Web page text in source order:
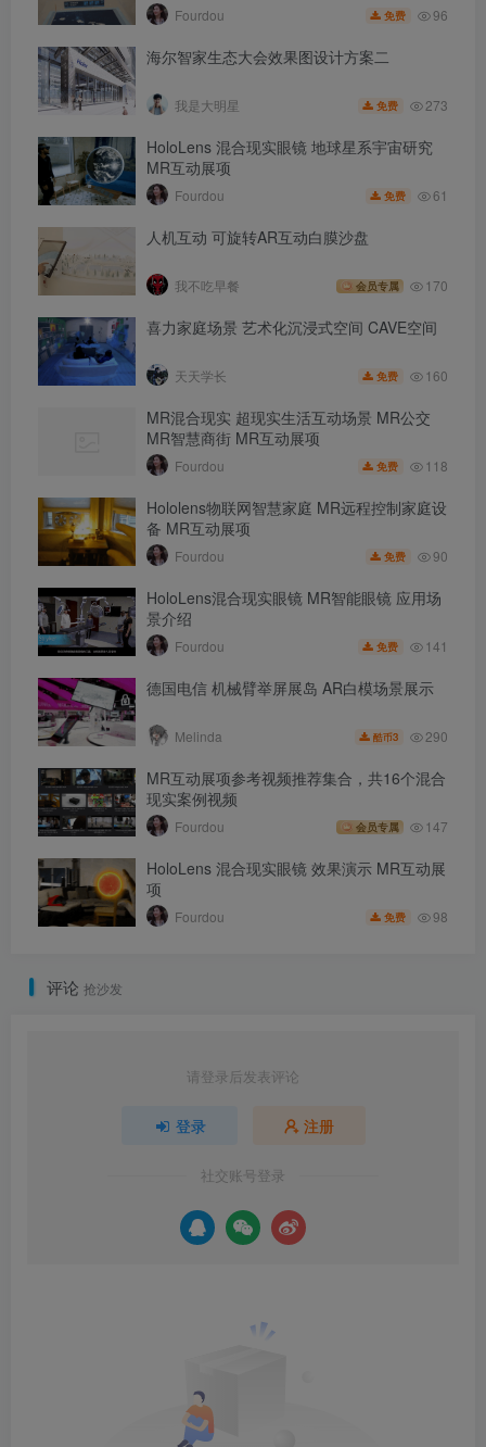
Fourdou 免费 96
海尔智家生态大会效果图设计方案二
我是大明星 免费 273
HoloLens 混合现实眼镜 地球星系宇宙研究
MR互动展项
Fourdou 免费 61
人机互动 可旋转AR互动白膜沙盘
我不吃早餐 会员专属 170
喜力家庭场景 艺术化沉浸式空间 CAVE空间
天天学长 免费 160
MR混合现实 超现实生活互动场景 MR公交
MR智慧商街 MR互动展项
Fourdou 免费 118
Hololens物联网智慧家庭 MR远程控制家庭设
备 MR互动展项
Fourdou 免费 90
HoloLens混合现实眼镜 MR智能眼镜 应用场
景介绍
Fourdou 免费 141
德国电信 机械臂举屏展岛 AR白模场景展示
Melinda 酷币3 290
MR互动展项参考视频推荐集合，共16个混合
现实案例视频
Fourdou 会员专属 147
HoloLens 混合现实眼镜 效果演示 MR互动展
项
Fourdou 免费 98
评论 抢沙发
请登录后发表评论
登录 注册
社交账号登录